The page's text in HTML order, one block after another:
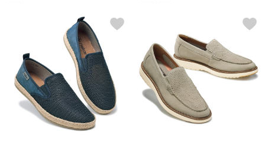
BOGARD 最新号はこちら
ルーム･アン
ルームウェア
アンダーウェア